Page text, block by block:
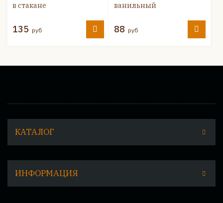
в стакане
135 руб
ванильный
88 руб
КАТАЛОГ
ИНФОРМАЦИЯ